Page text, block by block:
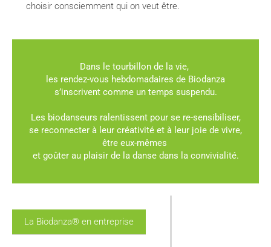
choisir consciemment qui on veut être.
Dans le tourbillon de la vie,
les rendez-vous hebdomadaires de Biodanza
s’inscrivent comme un temps suspendu.
Les biodanseurs ralentissent pour se re-sensibiliser,
se reconnecter à leur créativité et à leur joie de vivre,
être eux-mêmes
et goûter au plaisir de la danse dans la convivialité.
La Biodanza® en entreprise